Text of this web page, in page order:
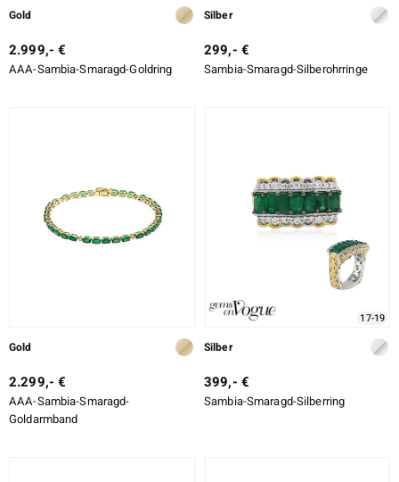
Gold
2.999,- €
AAA-Sambia-Smaragd-Goldring
Silber
299,- €
Sambia-Smaragd-Silberohrringe
Gold
2.299,- €
AAA-Sambia-Smaragd-
Goldarmband
17-19
Silber
399,- €
Sambia-Smaragd-Silberring